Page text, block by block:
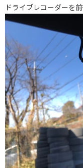
ドライブレコーダーを